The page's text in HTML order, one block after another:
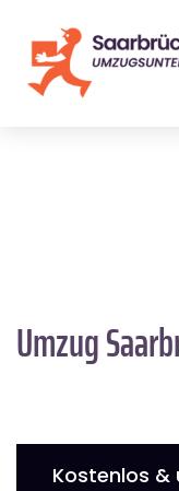
Umzug
Kostenlos &